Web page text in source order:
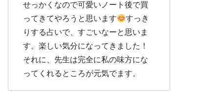
せっかくなので可愛いノート後で買
ってきてやろうと思います
すっき
りする占いで、すごいなーと思いま
す。楽しい気分になってきました！
それに、先生は完全に私の味方にな
ってくれるところが元気でます。